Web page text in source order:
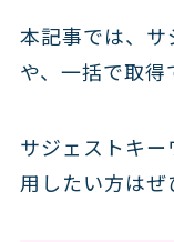
本記事では、
や、一括で取得
サジェストキ
用したい方はぜ